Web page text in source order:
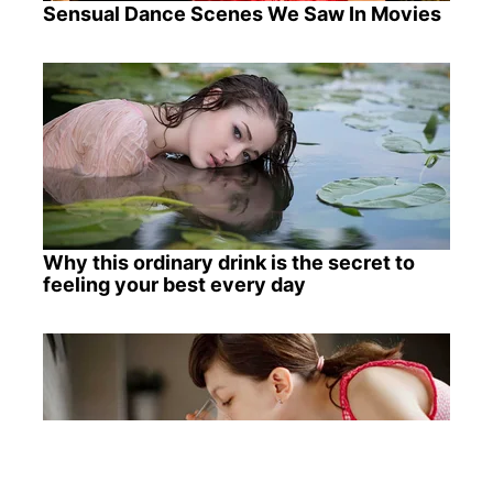
Sensual Dance Scenes We Saw In Movies
Why this ordinary drink is the secret to
feeling your best every day